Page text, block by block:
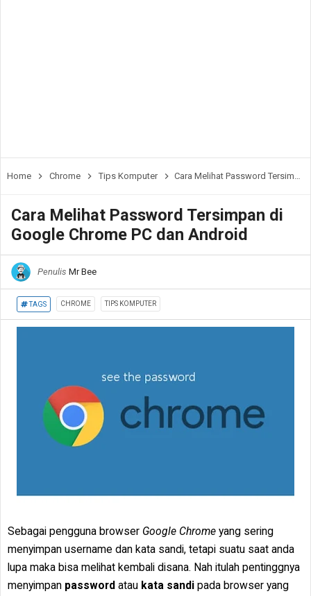
Home Chrome Tips Komputer Cara Melihat Password Tersimpan di Google Chrome PC dan Android
Cara Melihat Password Tersimpan di
Google Chrome PC dan Android
Penulis Mr Bee
TAGS CHROME TIPS KOMPUTER
Sebagai pengguna browser Google Chrome yang sering
menyimpan username dan kata sandi, tetapi suatu saat anda
lupa maka bisa melihat kembali disana. Nah itulah pentinggnya
menyimpan password atau kata sandi pada browser yang